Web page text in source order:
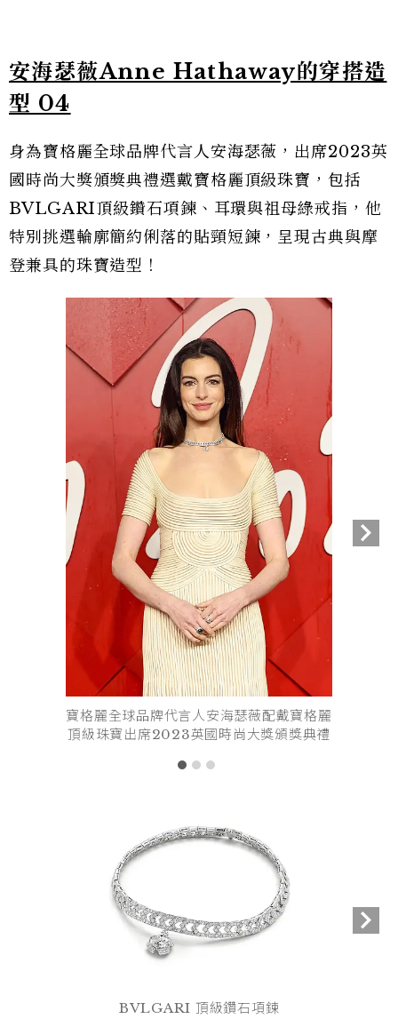
安海瑟薇Anne Hathaway的穿搭造
型 04
身為寶格麗全球品牌代言人安海瑟薇，出席2023英
國時尚大獎頒獎典禮選戴寶格麗頂級珠寶，包括
BVLGARI頂級鑽石項鍊、耳環與祖母綠戒指，他
特別挑選輪廓簡約俐落的貼頸短鍊，呈現古典與摩
登兼具的珠寶造型！
寶格麗全球品牌代言人安海瑟薇配戴寶格麗
頂級珠寶出席2023英國時尚大獎頒獎典禮
BVLGARI 頂級鑽石項鍊